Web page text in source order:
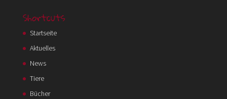
Shortcuts
Startseite
Aktuelles
News
Tiere
Bücher